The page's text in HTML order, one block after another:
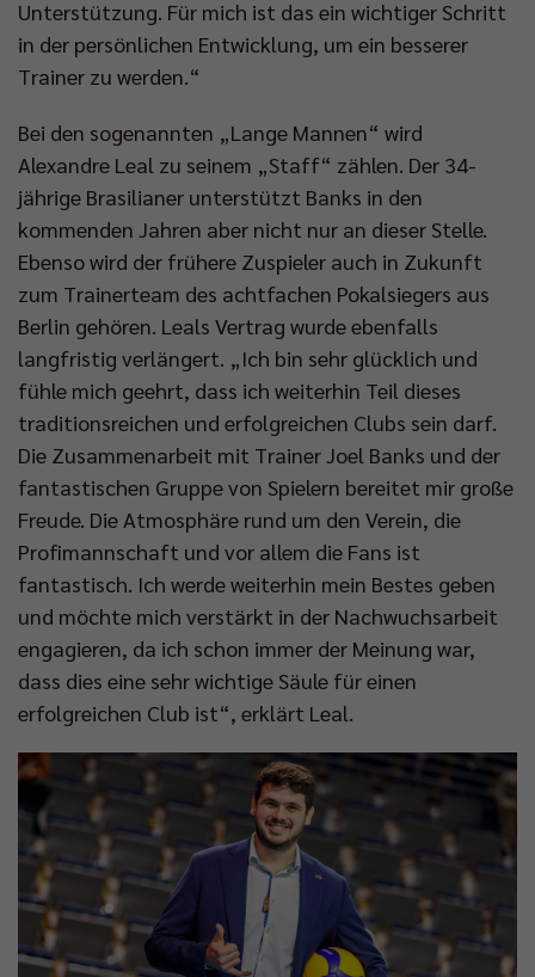
Unterstützung. Für mich ist das ein wichtiger Schritt
in der persönlichen Entwicklung, um ein besserer
Trainer zu werden.“
Bei den sogenannten „Lange Mannen“ wird
Alexandre Leal zu seinem „Staff“ zählen. Der 34-
jährige Brasilianer unterstützt Banks in den
kommenden Jahren aber nicht nur an dieser Stelle.
Ebenso wird der frühere Zuspieler auch in Zukunft
zum Trainerteam des achtfachen Pokalsiegers aus
Berlin gehören. Leals Vertrag wurde ebenfalls
langfristig verlängert. „Ich bin sehr glücklich und
fühle mich geehrt, dass ich weiterhin Teil dieses
traditionsreichen und erfolgreichen Clubs sein darf.
Die Zusammenarbeit mit Trainer Joel Banks und der
fantastischen Gruppe von Spielern bereitet mir große
Freude. Die Atmosphäre rund um den Verein, die
Profimannschaft und vor allem die Fans ist
fantastisch. Ich werde weiterhin mein Bestes geben
und möchte mich verstärkt in der Nachwuchsarbeit
engagieren, da ich schon immer der Meinung war,
dass dies eine sehr wichtige Säule für einen
erfolgreichen Club ist“, erklärt Leal.